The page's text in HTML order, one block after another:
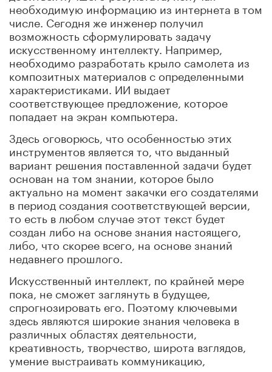
необходимую информацию из интернета в том
числе. Сегодня же инженер получил
возможность сформулировать задачу
искусственному интеллекту. Например,
необходимо разработать крыло самолета из
композитных материалов с определенными
характеристиками. ИИ выдает
соответствующее предложение, которое
попадает на экран компьютера.
Здесь оговорюсь, что особенностью этих
инструментов является то, что выданный
вариант решения поставленной задачи будет
основан на том знании, которое было
актуально на момент закачки его создателями
в период создания соответствующей версии,
то есть в любом случае этот текст будет
создан либо на основе знания настоящего,
либо, что скорее всего, на основе знаний
недавнего прошлого.
Искусственный интеллект, по крайней мере
пока, не сможет заглянуть в будущее,
спрогнозировать его. Поэтому ключевыми
здесь являются широкие знания человека в
различных областях деятельности,
креативность, творчество, широта взглядов,
умение выстраивать коммуникацию,